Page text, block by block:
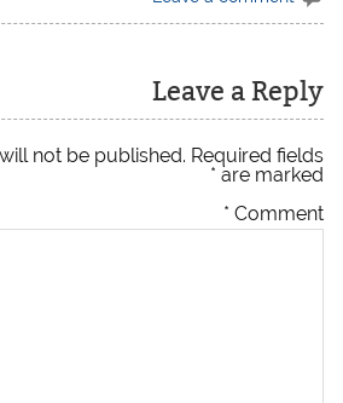
Leave a Reply
not be published. Required fields
are marked
*
Comment
*